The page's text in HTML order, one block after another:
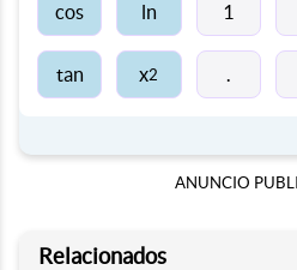
cos ln 1
tan x2 .
ANUNCIO
Relacionados